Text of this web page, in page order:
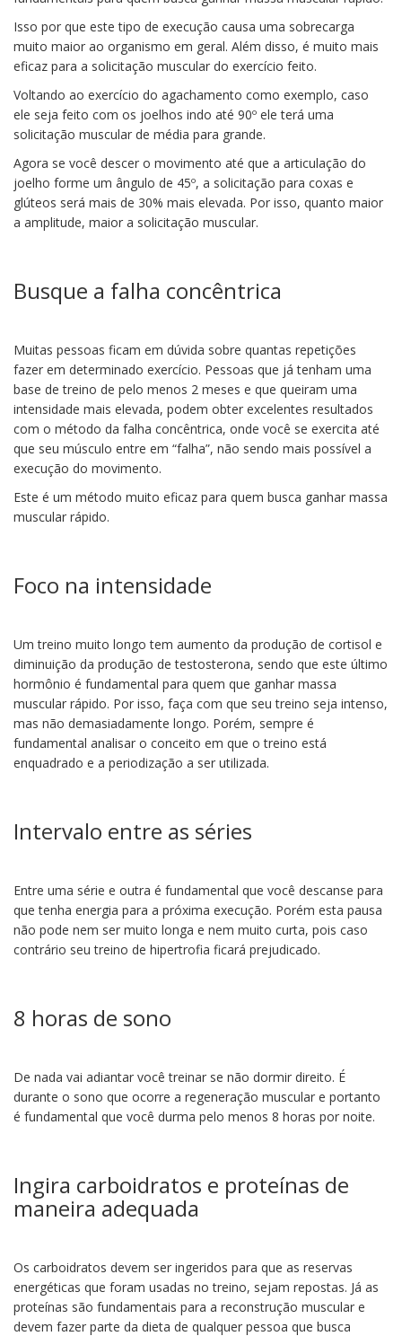
Isso por que este tipo de execução causa uma sobrecarga
muito maior ao organismo em geral. Além disso, é muito mais
eficaz para a solicitação muscular do exercício feito.
Voltando ao exercício do agachamento como exemplo, caso
ele seja feito com os joelhos indo até 90º ele terá uma
solicitação muscular de média para grande.
Agora se você descer o movimento até que a articulação do
joelho forme um ângulo de 45º, a solicitação para coxas e
glúteos será mais de 30% mais elevada. Por isso, quanto maior
a amplitude, maior a solicitação muscular.
Busque a falha concêntrica
Muitas pessoas ficam em dúvida sobre quantas repetições
fazer em determinado exercício. Pessoas que já tenham uma
base de treino de pelo menos 2 meses e que queiram uma
intensidade mais elevada, podem obter excelentes resultados
com o método da falha concêntrica, onde você se exercita até
que seu músculo entre em “falha”, não sendo mais possível a
execução do movimento.
Este é um método muito eficaz para quem busca ganhar massa
muscular rápido.
Foco na intensidade
Um treino muito longo tem aumento da produção de cortisol e
diminuição da produção de testosterona, sendo que este último
hormônio é fundamental para quem que ganhar massa
muscular rápido. Por isso, faça com que seu treino seja intenso,
mas não demasiadamente longo. Porém, sempre é
fundamental analisar o conceito em que o treino está
enquadrado e a periodização a ser utilizada.
Intervalo entre as séries
Entre uma série e outra é fundamental que você descanse para
que tenha energia para a próxima execução. Porém esta pausa
não pode nem ser muito longa e nem muito curta, pois caso
contrário seu treino de hipertrofia ficará prejudicado.
8 horas de sono
De nada vai adiantar você treinar se não dormir direito. É
durante o sono que ocorre a regeneração muscular e portanto
é fundamental que você durma pelo menos 8 horas por noite.
Ingira carboidratos e proteínas de
maneira adequada
Os carboidratos devem ser ingeridos para que as reservas
energéticas que foram usadas no treino, sejam repostas. Já as
proteínas são fundamentais para a reconstrução muscular e
devem fazer parte da dieta de qualquer pessoa que busca